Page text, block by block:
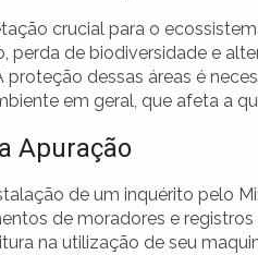
crucial para o
perda de biodiversidade e
dessas áreas é
em geral, que afeta a
Apuração
de um inquérito pelo
de moradores e
na utilização de seu